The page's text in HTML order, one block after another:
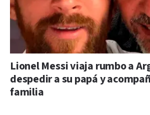
Lionel Messi viaja rumbo a
despedir a su papá y
familia